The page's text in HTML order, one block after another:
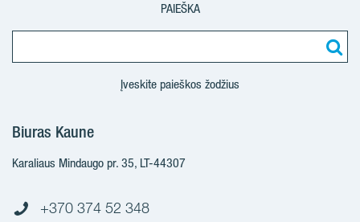
PAIEŠKA
Įveskite paieškos žodžius
Biuras Kaune
Karaliaus Mindaugo pr. 35, LT-44307
+370 374 52 348